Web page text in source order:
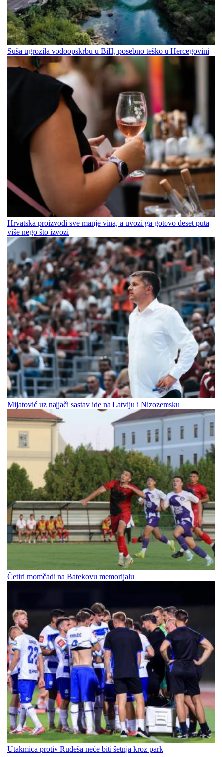
Suša ugrozila vodoopskrbu u BiH, posebno teško u Hercegovini
Hrvatska proizvodi sve manje vina, a uvozi ga gotovo deset puta
više nego što izvozi
Mijatović uz najjači sastav ide na Latviju i Nizozemsku
Četiri momčadi na Batekovu memorijalu
Utakmica protiv Rudeša neće biti šetnja kroz park